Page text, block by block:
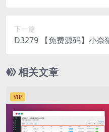
下一篇
D3279 【免费源码】小奈
相关文章
VIP